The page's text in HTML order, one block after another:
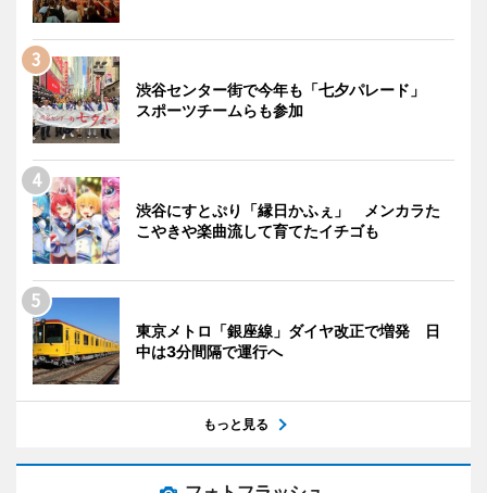
渋谷センター街で今年も「七夕パレード」
スポーツチームらも参加
渋谷にすとぷり「縁日かふぇ」 メンカラた
こやきや楽曲流して育てたイチゴも
東京メトロ「銀座線」ダイヤ改正で増発 日
中は3分間隔で運行へ
もっと見る